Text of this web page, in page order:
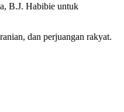
B.J. Habibie untuk
dan perjuangan rakyat.